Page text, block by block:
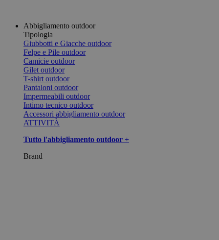
Abbigliamento outdoor
Tipologia
Giubbotti e Giacche outdoor
Felpe e Pile outdoor
Camicie outdoor
Gilet outdoor
T-shirt outdoor
Pantaloni outdoor
Impermeabili outdoor
Intimo tecnico outdoor
Accessori abbigliamento outdoor
ATTIVITÀ
Tutto l'abbigliamento outdoor +
Brand